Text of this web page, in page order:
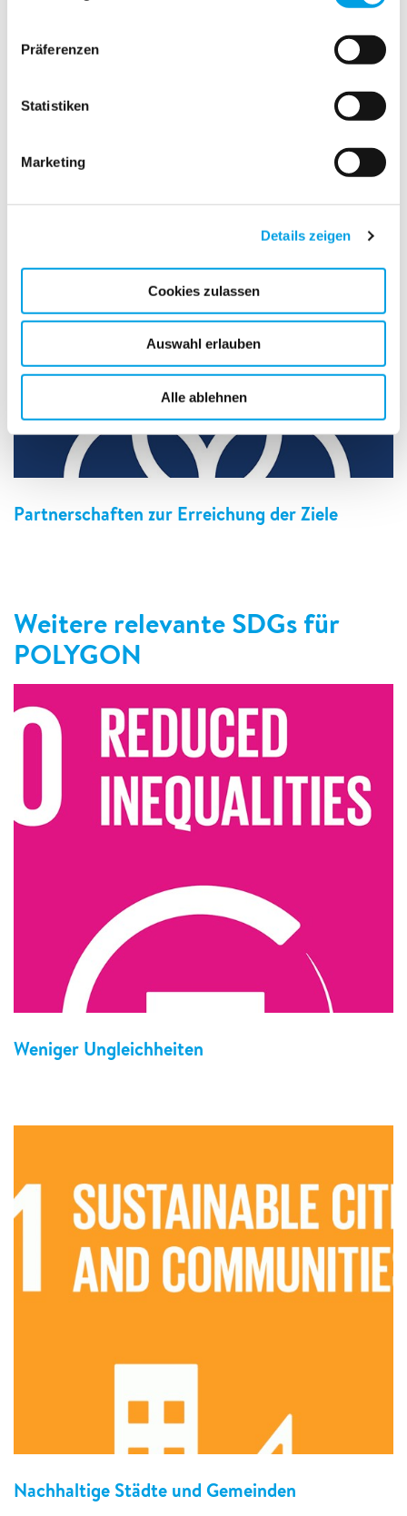
Präferenzen
Statistiken
Marketing
Details zeigen
Cookies zulassen
Auswahl erlauben
Alle ablehnen
Partnerschaften zur Erreichung der Ziele
Weitere relevante SDGs für
POLYGON
Weniger Ungleichheiten
Nachhaltige Städte und Gemeinden